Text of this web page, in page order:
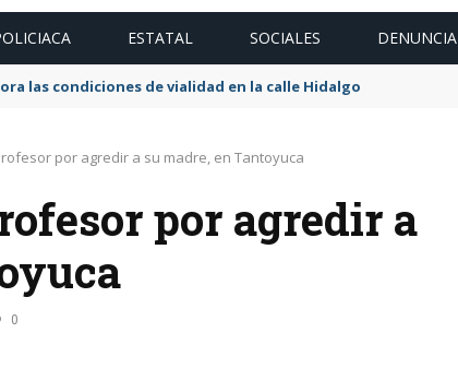
ESTATAL SOCIALES DENUNCIA
las condiciones de vialidad en la calle Hidalgo
por agredir a su madre, en Tantoyuca
por agredir a
0